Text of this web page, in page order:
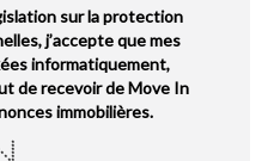
sur la protection
j’accepte que mes
informatiquement,
de recevoir de Move In
immobilières.
* *
*
*
*
*